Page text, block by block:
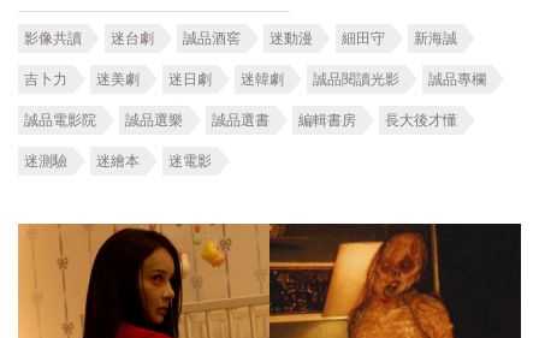
影像共讀 迷台劇 誠品酒窖 迷動漫 細田守 新海誠
吉卜力 迷美劇 迷日劇 迷韓劇 誠品閱讀光影 誠品專欄
誠品電影院 誠品選樂 誠品選書 編輯書房 長大後才懂
迷測驗 迷繪本 迷電影